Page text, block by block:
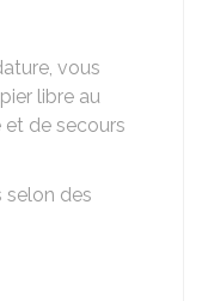
vous
libre au
de secours
selon des